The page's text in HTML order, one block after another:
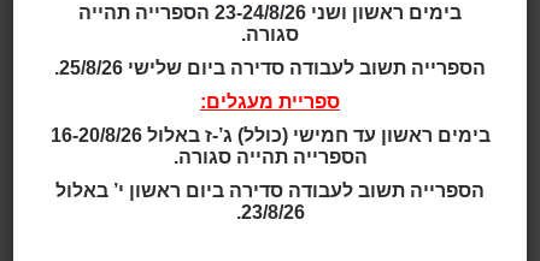
בימים ראשון ושני 23-24/8/26 הספרייה תהייה
סגורה.
הספרייה תשוב לעבודה סדירה ביום שלישי 25/8/26.
ספריית מעגלים:
בימים ראשון עד חמישי (כולל) ג’-ז באלול 16-20/8/26
הספרייה תהייה סגורה.
הספרייה תשוב לעבודה סדירה ביום ראשון י’ באלול
23/8/26.